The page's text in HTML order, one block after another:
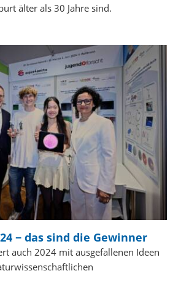
älter als 30 Jahre sind.
− das sind die Gewinner
auch 2024 mit ausgefallenen Ideen